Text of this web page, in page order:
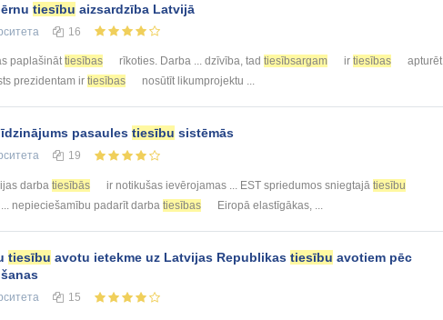
tiesību aizsardzība Latvijā
16
paplašināttiesības rīkoties. Darba ... dzīvība, tad tiesībsargam ir tiesības
apturēt
prezidentam ir tiesības nosūtīt likumprojektu ...
pasaules tiesību sistēmās
19
darba tiesībās ir notikušas ievērojamas ... EST spriedumos sniegtajā tiesību
nepieciešamību padarīt darba tiesības Eiropā elastīgākas, ...
tiesību avotu ietekme uz Latvijas Republikas tiesību avotiem pēc
15